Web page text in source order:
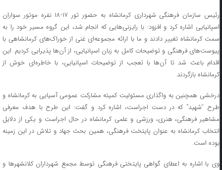
رئیس سازمان فرهنگی شهرداری کرمانشاه به حضور تور ۱۷-۱۸ نفره موتور سواران
اسپانیایی اشاره کرد و افزود: با رایزنی‌هایی که انجام شد، این گروه مسیر خود را به
سمت کرمانشاه تغییر دادند و ما با ارائه مجموعه‌ای غنی از خوراک‌های کرمانشاهی با
پیوست‌های فرهنگی و توضیحات کامل به زبان اسپانیایی، از آن‌ها پذیرایی کردیم. این
اقدام باعث شد تا آن‌ها با تعجب از توضیحات اسپانیایی، با خاطره‌ای خوش از
کرمانشاه بازگردند.
درخشی همچنین به واگذاری مسئولیت کمیته مشارکت عمومی آسیایی به کرمانشاه و
طرح “شهید” که در دست اجراست، اشاره کرد و گفت: این طرح با هدف معرفی
مشاهیر فرهنگی، هنری، ورزشی و علمی کرمانشاه در حال اجراست و یکی از دلایل
انتخاب کرمانشاه به عنوان پایتخت فرهنگی، همین بحث جهاد و تلاش در این زمینه
بوده است.
وی با اشاره به اعطای گواهی پایتختی فرهنگی توسط مجمع شهرداران کلانشهرها و